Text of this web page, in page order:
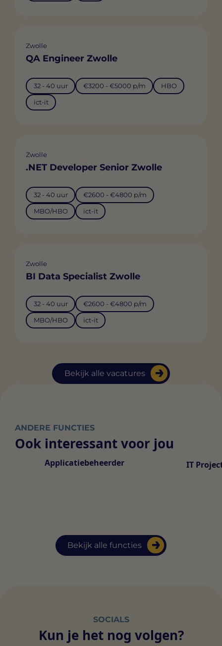
Bekijk alle vacatures
Zwolle
QA Engineer Zwolle
32 - 40 uur €3200 - €5000 p/m HBO
ict-it
Zwolle
.NET Developer Senior Zwolle
32 - 40 uur €2600 - €4800 p/m
MBO/HBO ict-it
Zwolle
BI Data Specialist Zwolle
32 - 40 uur €2600 - €4800 p/m
MBO/HBO ict-it
ANDERE FUNCTIES
Ook interessant voor jou
Bekijk alle functies
Applicatiebeheerder IT
SOCIALS
Kun je het nog volgen?